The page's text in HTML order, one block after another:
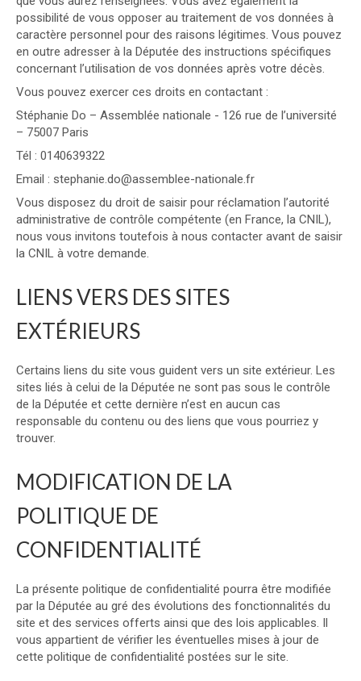
possibilité de vous opposer au traitement de vos données à
caractère personnel pour des raisons légitimes. Vous pouvez
en outre adresser à la Députée des instructions spécifiques
concernant l’utilisation de vos données après votre décès.
Vous pouvez exercer ces droits en contactant :
Stéphanie Do – Assemblée nationale - 126 rue de l’université
– 75007 Paris
Tél : 0140639322
Email : stephanie.do@assemblee-nationale.fr
Vous disposez du droit de saisir pour réclamation l’autorité
administrative de contrôle compétente (en France, la CNIL),
nous vous invitons toutefois à nous contacter avant de saisir
la CNIL à votre demande.
LIENS VERS DES SITES
EXTÉRIEURS
Certains liens du site vous guident vers un site extérieur. Les
sites liés à celui de la Députée ne sont pas sous le contrôle
de la Députée et cette dernière n’est en aucun cas
responsable du contenu ou des liens que vous pourriez y
trouver.
MODIFICATION DE LA
POLITIQUE DE
CONFIDENTIALITÉ
La présente politique de confidentialité pourra être modifiée
par la Députée au gré des évolutions des fonctionnalités du
site et des services offerts ainsi que des lois applicables. Il
vous appartient de vérifier les éventuelles mises à jour de
cette politique de confidentialité postées sur le site.